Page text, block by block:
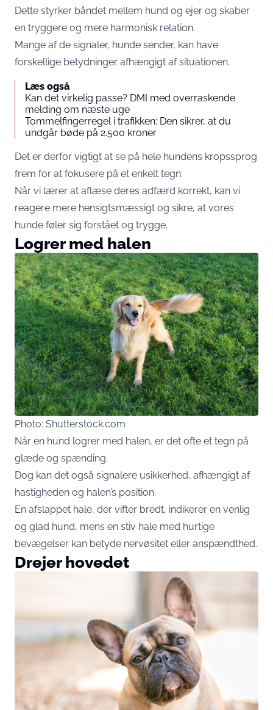
Dette styrker båndet mellem hund og ejer og skaber
en tryggere og mere harmonisk relation.
Mange af de signaler, hunde sender, kan have
forskellige betydninger afhængigt af situationen.
Læs også
Kan det virkelig passe? DMI med overraskende
melding om næste uge
Tommelfingerregel i trafikken: Den sikrer, at du
undgår bøde på 2.500 kroner
Det er derfor vigtigt at se på hele hundens kropssprog
frem for at fokusere på et enkelt tegn.
Når vi lærer at aflæse deres adfærd korrekt, kan vi
reagere mere hensigtsmæssigt og sikre, at vores
hunde føler sig forstået og trygge.
Logrer med halen
Photo: Shutterstock.com
Når en hund logrer med halen, er det ofte et tegn på
glæde og spænding.
Dog kan det også signalere usikkerhed, afhængigt af
hastigheden og halen’s position.
En afslappet hale, der vifter bredt, indikerer en venlig
og glad hund, mens en stiv hale med hurtige
bevægelser kan betyde nervøsitet eller anspændthed.
Drejer hovedet